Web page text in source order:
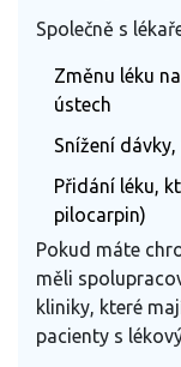
Společně s
Změnu léku
ústech
Snížení
Přidání léku,
pilocarpin)
Pokud máte
měli
kliniky, které
pacienty s